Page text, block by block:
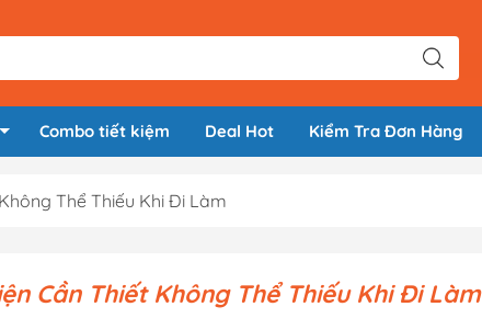
Combo tiết kiệm Deal Hot Kiểm Tra Đơn Hàng
Thể Thiếu Khi Đi Làm
Cần Thiết Không Thể Thiếu Khi Đi Làm